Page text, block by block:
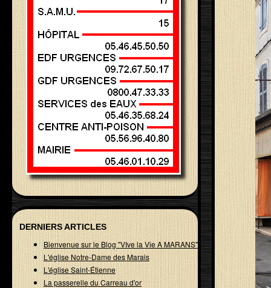
DERNIERS ARTICLES
Bienvenue sur le Blog "VIve la Vie A MARANS"
L'église Notre-Dame des Marais
L'église Saint-Étienne
La passerelle du Carreau d'or